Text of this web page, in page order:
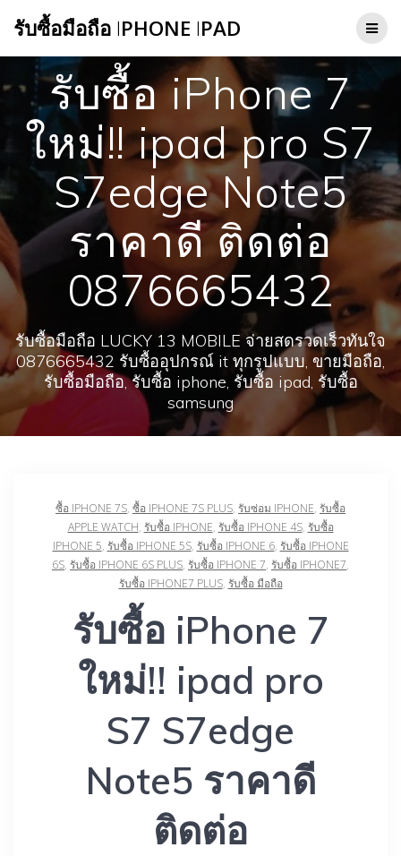
to
รับซื้อมือถือ IPHONE IPAD
รับซื้อ iPhone 7
ใหม่!! ipad pro S7
S7edge Note5
ราคาดี ติดต่อ
0876665432
รับซื้อมือถือ LUCKY 13 MOBILE จ่ายสดรวดเร็วทันใจ
0876665432 รับซื้ออุปกรณ์ it ทุกรูปแบบ, ขายมือถือ,
รับซื้อมือถือ, รับซื้อ iphone, รับซื้อ ipad, รับซื้อ
samsung
ซื้อ IPHONE 7S, ซื้อ IPHONE 7S PLUS, รับซ่อม IPHONE, รับซื้อ
APPLE WATCH, รับซื้อ IPHONE, รับซื้อ IPHONE 4S, รับซื้อ
IPHONE 5, รับซื้อ IPHONE 5S, รับซื้อ IPHONE 6, รับซื้อ IPHONE
6S, รับซื้อ IPHONE 6S PLUS, รับซื้อ IPHONE 7, รับซื้อ IPHONE7,
รับซื้อ IPHONE7 PLUS, รับซื้อ มือถือ
รับซื้อ iPhone 7
ใหม่!! ipad pro
S7 S7edge
Note5 ราคาดี
ติดต่อ